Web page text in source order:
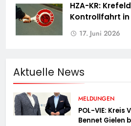
HZA-KR:
Kontrollfahrt
17. Juni 2026
Aktuelle News
MELDUNGEN
POL-VIE: Kreis
Bennet Gielen